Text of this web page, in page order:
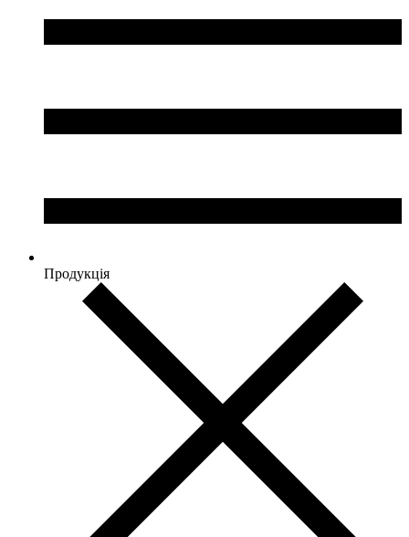
Продукція